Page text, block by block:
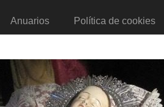
Anuarios Política de cookies